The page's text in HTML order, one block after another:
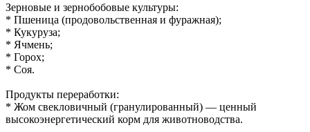
Зерновые и зернобобовые культуры:
* Пшеница (продовольственная и фуражная);
* Кукуруза;
* Ячмень;
* Горох;
* Соя.
Продукты переработки:
* Жом свекловичный (гранулированный) — ценный
высокоэнергетический корм для животноводства.